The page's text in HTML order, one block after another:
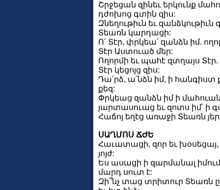
Շրջեցան զինեւ երկունք
դժոխոց գտին զիս:
Զնեղութիւն եւ զանձկութիւն
Տեառն կարդացի:
Ո՛ Տէր, փրկեա՛ զանձն իմ.
Տէր Աստուած մեր:
Ողորմի եւ պահէ զտղայս
Տէր կեցոյց զիս:
Դա՛րձ, ա՛նձն իմ, ի հանգիստ
քեզ:
Փրկեաց զանձն իմ ի
յարտասուաց եւ զոտս իմ՝ ի
Հաճոյ եղէց առաջի Տեառն
ՍԱՂՄՈՍ ՃԺԵ
Հաւատացի, զոր եւ խօսեցայ,
յոյժ:
Ես ասացի ի զարմանալ
մարդ սուտ է:
Զի՞նչ տաց տրիտուր Տեառն